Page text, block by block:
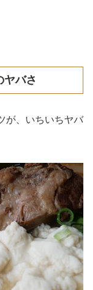
ヤバさ
が、いちいちヤバ